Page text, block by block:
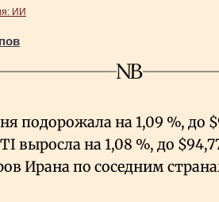
ИИ
подорожала на 1,09 %, до
выросла на 1,08 %, до
Ирана по соседним